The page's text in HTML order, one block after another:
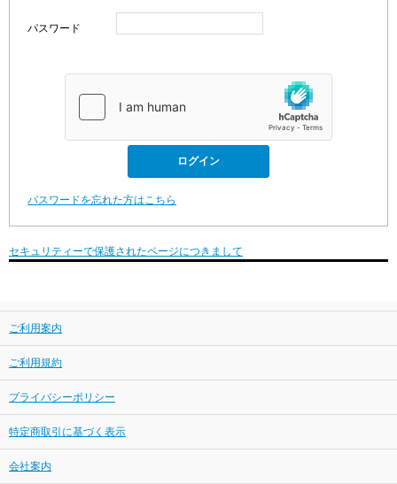
パスワード
パスワードを忘れた方はこちら
セキュリティーで保護されたページにつきまして
ご利用案内
ご利用規約
プライバシーポリシー
特定商取引に基づく表示
会社案内